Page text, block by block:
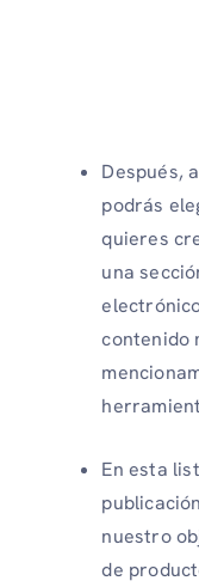
Después,
podrás
quieres
una
contenido
En esta
nuestro
de